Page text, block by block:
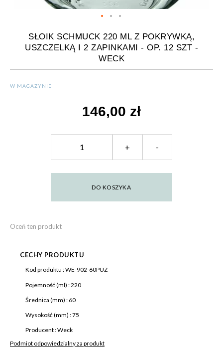
SŁOIK SCHMUCK 220 ML Z POKRYWKĄ,
USZCZELKĄ I 2 ZAPINKAMI - OP. 12 SZT -
WECK
W MAGAZYNIE
146,00 zł
+ -
DO KOSZYKA
Oceń ten produkt
CECHY PRODUKTU
Więcej
Kod produktu :WE-902-60PUZ
Pojemność (ml) :220
Średnica (mm) : 60
Wysokość (mm) :75
Producent :Weck
Podmiot odpowiedzialny za produkt